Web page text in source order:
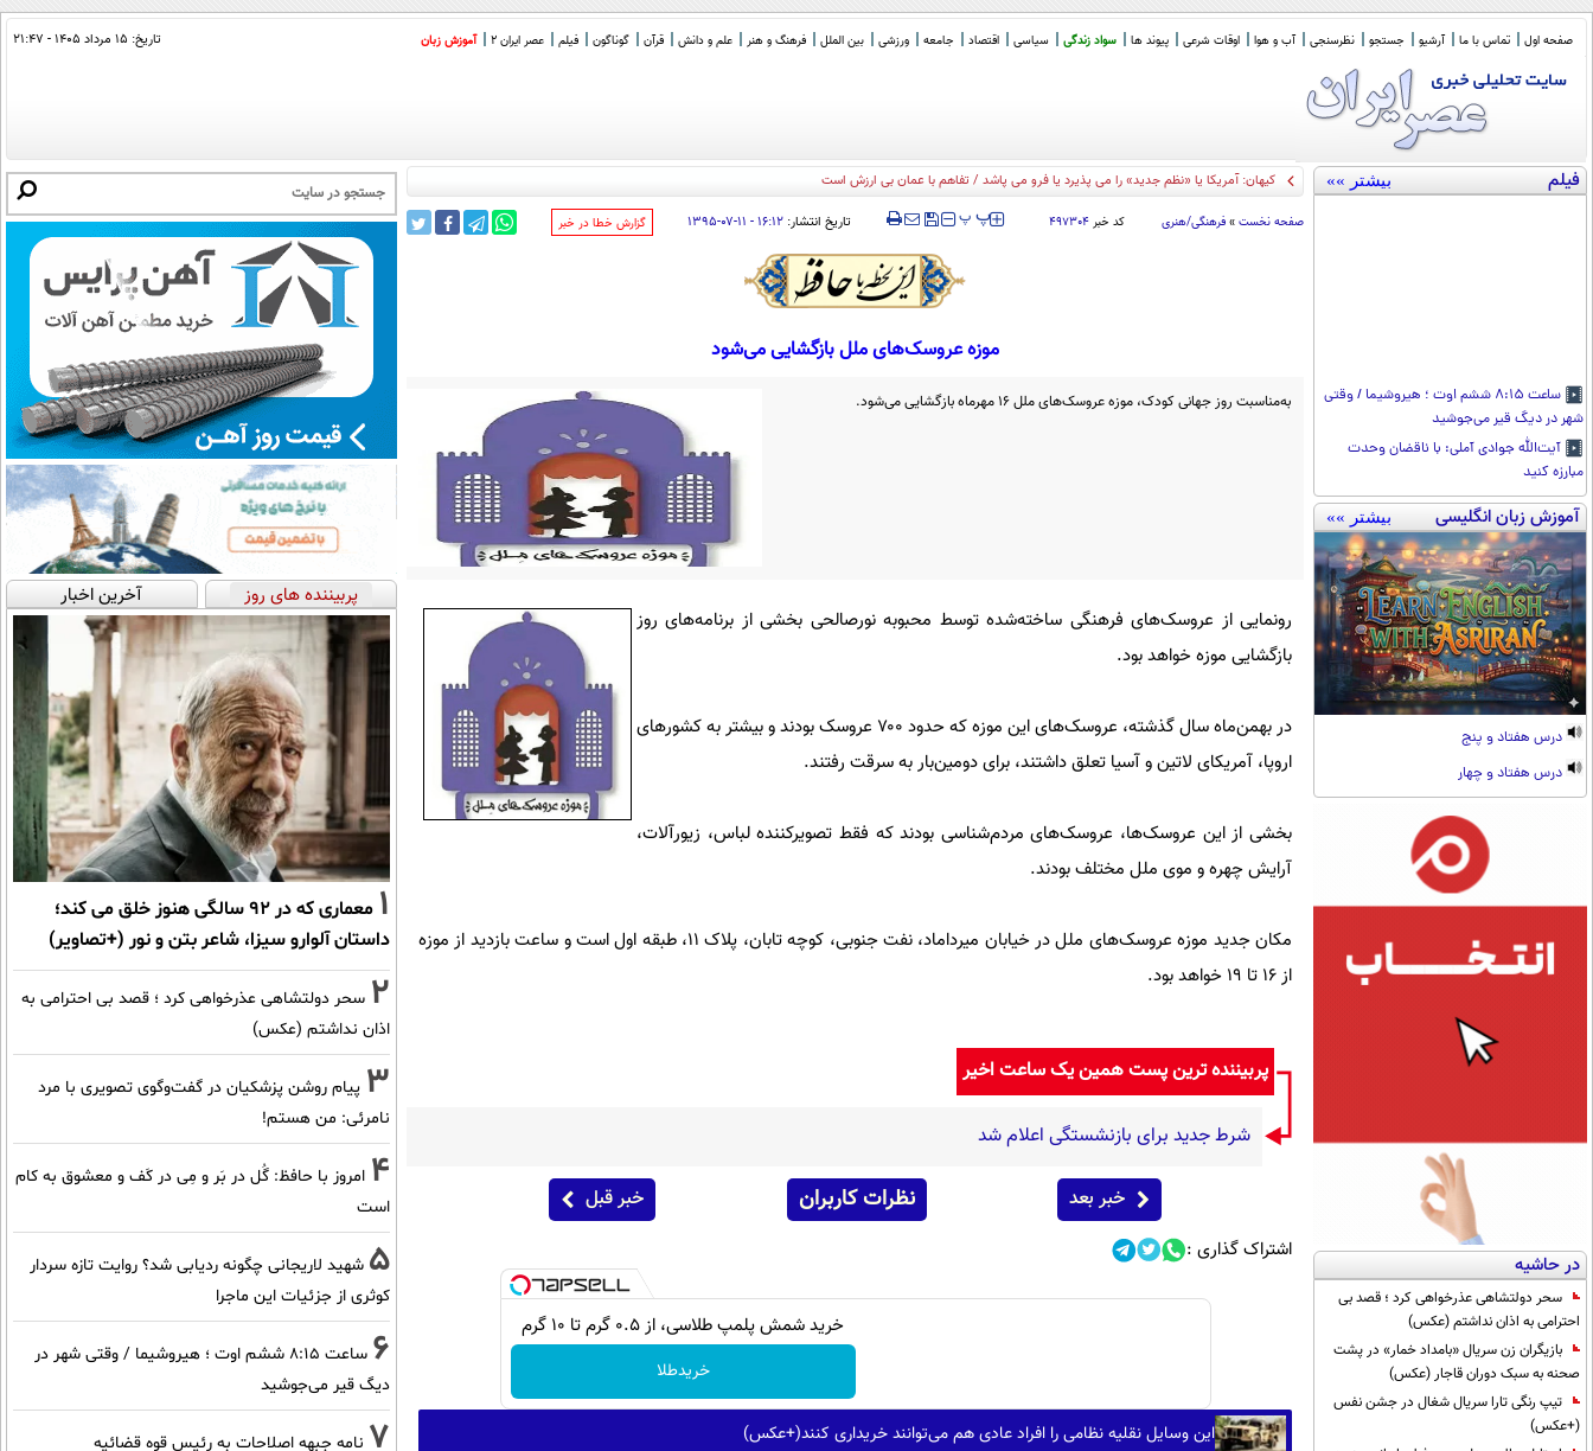
صفحه اول تماس با ما آرشیو جستجو نظرسنجی آب و هوا اوقات شرعی پیوند ها سواد زندگی سیاسی اقتصاد جامعه ورزشی بین الملل فرهنگ و هنر علم و دانش قرآن گوناگون فیلم عصر ایران 2 آموزش زبان تاریخ: ۱۵ مرداد ۱۴۰۵ - ۲۱:۴۷
فیلم بیشتر »»
ساعت ۸:۱۵ ششم اوت ؛ هیروشیما / وقتی
شهر در دیگ قیر می‌جوشید
آیت‌الله جوادی آملی: با ناقضان وحدت
مبارزه کنید
آموزش زبان انگلیسی بیشتر »»
درس هفتاد و پنج
درس هفتاد و چهار
در حاشیه
سحر دولتشاهی عذرخواهی کرد ؛ قصد بی
احترامی به اذان نداشتم (عکس)
بازیگران زن سریال «بامداد خمار» در پشت
صحنه به سبک دوران قاجار (عکس)
تیپ رنگی تارا سریال شغال در جشن نفس
(+عکس)
کالابرگ_
صفحه نخست » فرهنگی/هنری کد خبر ۴۹۷۳۰۴ ‍‍‍ پپ تاریخ انتشار: ۱۶:۱۲ - ۱۱-۰۷-۱۳۹۵ ‌گزارش خطا در خبر
موزه عروسک‌های ملل بازگشایی می‌شود
به‌مناسبت روز جهانی کودک، موزه عروسک‌های ملل ۱۶ مهرماه بازگشایی می‌شود.
رونمایی از عروسک‌های فرهنگی ساخته‌شده توسط محبوبه نورصالحی بخشی از برنامه‌های روز
بازگشایی موزه خواهد بود.
در بهمن‌ماه سال گذشته، عروسک‌های این موزه که حدود ۷۰۰ عروسک بودند و بیشتر به کشورهای
اروپا، آمریکای لاتین و آسیا تعلق داشتند، برای دومین‌بار به سرقت رفتند.
بخشی از این عروسک‌ها، عروسک‌های مردم‌شناسی بودند که فقط تصویرکننده‌ لباس، زیورآلات،
آرایش چهره و موی ملل مختلف بودند.
مکان جدید موزه عروسک‌های ملل در خیابان میرداماد، نفت جنوبی، کوچه تابان، پلاک ۱۱، طبقه اول است و ساعت بازدید از موزه
از ۱۶ تا ۱۹ خواهد بود.
پربیننده ترین پست همین یک ساعت اخیر
شرط جدید برای بازنشستگی اعلام شد
خبر بعد نظرات کاربران خبر قبل
اشتراک گذاری :
خرید شمش پلمپ طلاسی، از ۰.۵ گرم تا ۱۰ گرم
خریدطلا
این وسایل نقلیه نظامی را افراد عادی هم می‌توانند خریداری کنند(+عکس)
پربیننده های روز آخرین اخبار
1
معماری که در 92 سالگی هنوز خلق می کند؛
داستان آلوارو سیزا، شاعر بتن و نور (+تصاویر)
2 سحر دولتشاهی عذرخواهی کرد ؛ قصد بی احترامی به
اذان نداشتم (عکس)
3 پیام روشن پزشکیان در گفت‌و‌گوی تصویری با مرد
نامرئی: من هستم!
4 امروز با حافظ: گُل در بَر و مِی در کَف و معشوق به کام
است
5 شهید لاریجانی چگونه ردیابی شد؟ روایت تازه سردار
کوثری از جزئیات این ماجرا
6
ساعت ۸:۱۵ ششم اوت ؛ هیروشیما / وقتی شهر در
دیگ قیر می‌جوشید
7 نامه جبهه اصلاحات به رئیس قوه قضائیه